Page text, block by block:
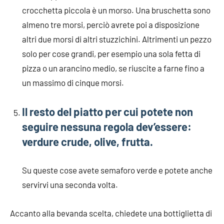
crocchetta piccola è un morso. Una bruschetta sono
almeno tre morsi, perciò avrete poi a disposizione
altri due morsi di altri stuzzichini. Altrimenti un pezzo
solo per cose grandi, per esempio una sola fetta di
pizza o un arancino medio, se riuscite a farne fino a
un massimo di cinque morsi.
Il resto del piatto per cui potete non
seguire nessuna regola dev’essere:
verdure crude, olive, frutta.
Su queste cose avete semaforo verde e potete anche
servirvi una seconda volta.
Accanto alla bevanda scelta, chiedete una bottiglietta di